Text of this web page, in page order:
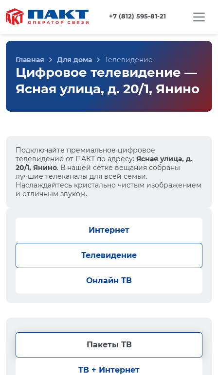
+7 (812) 595-81-21
Главная Для дома Телевидение
Цифровое телевидение —
Ясная улица, д. 20/1, Янино
Подключайте премиальное цифровое
телевидение от ПАКТ по адресу: Ясная улица, д.
20/1, Янино. В нашей сетке вещания собраны
лучшие телеканалы для всей семьи.
Наслаждайтесь кристально чистым изображением
и отличным звуком.
Интернет
Телевидение
Онлайн ТВ
Пакеты ТВ
ТВ + Интернет